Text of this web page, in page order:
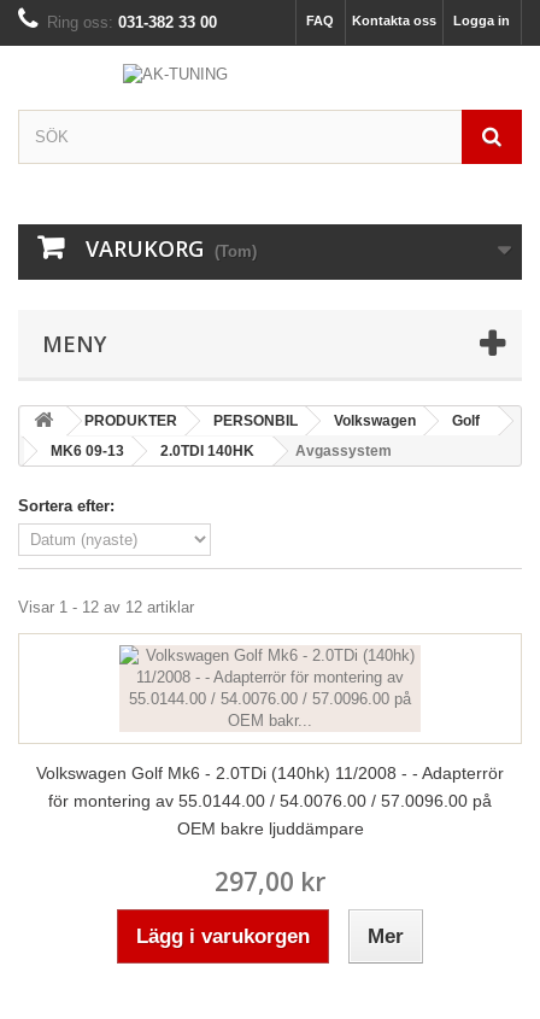
Logga in
Kontakta oss
FAQ
Ring oss: 031-382 33 00
VARUKORG (Tom)
MENY
PRODUKTER PERSONBIL Volkswagen
Golf
MK6 09-13
2.0TDI 140HK Avgassystem
Sortera efter:
Visar 1 - 12 av 12 artiklar
Volkswagen Golf Mk6 - 2.0TDi (140hk) 11/2008 - - Adapterrör
för montering av 55.0144.00 / 54.0076.00 / 57.0096.00 på
OEM bakre ljuddämpare
297,00 kr
Lägg i varukorgen Mer